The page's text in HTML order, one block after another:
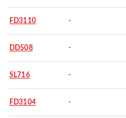
FD3110 -
DD508 -
SL716 -
FD3104 -